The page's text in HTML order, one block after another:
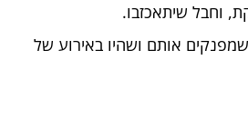
וחבל שיתאכזבו.
אותם ושהיו באירוע של